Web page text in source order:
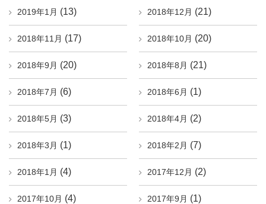
2019年1月 (13) 2018年12月 (21)
2018年11月 (17) 2018年10月 (20)
2018年9月 (20) 2018年8月 (21)
2018年7月 (6) 2018年6月 (1)
2018年5月 (3) 2018年4月 (2)
2018年3月 (1) 2018年2月 (7)
2018年1月 (4) 2017年12月 (2)
2017年10月 (4) 2017年9月 (1)